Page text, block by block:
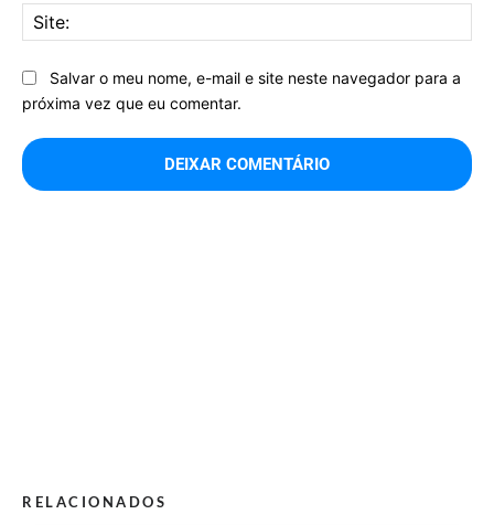
Salvar o meu nome, e-mail e site neste navegador para a
próxima vez que eu comentar.
RELACIONADOS